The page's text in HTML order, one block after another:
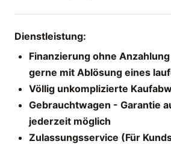
Dienstleistung:
Finanzierung ohne
gerne mit Ablösung eines
Völlig unkomplizierte
Gebrauchtwagen - Garantie
jederzeit möglich
Zulassungsservice (Für